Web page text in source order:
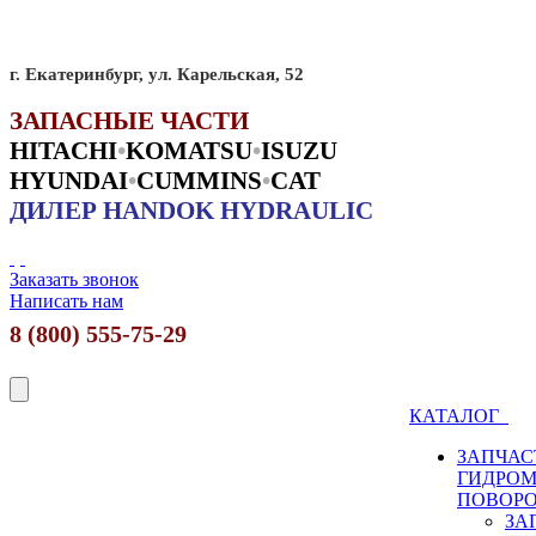
г. Екатеринбург, ул. Карельская, 52
ЗАПАСНЫЕ ЧАСТИ
HITACHI•KOMATSU•ISUZU
HYUNDAI•CUMMINS•CAT
ДИЛЕР HANDOK HYDRAULIC
Заказать звонок
Написать нам
8 (800) 555-75-29
КАТАЛОГ